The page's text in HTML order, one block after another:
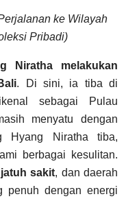
ke Wilayah
Pribadi)
Niratha melakukan
. Di sini, ia tiba di
sebagai Pulau
menyatu dengan
Hyang Niratha tiba,
berbagai kesulitan.
sakit, dan daerah
penuh dengan energi